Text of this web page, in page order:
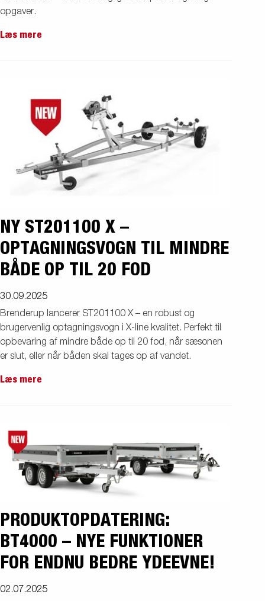
opgaver.
Læs mere
NY ST201100 X –
OPTAGNINGSVOGN TIL MINDRE
BÅDE OP TIL 20 FOD
30.09.2025
Brenderup lancerer ST201100 X – en robust og
brugervenlig optagningsvogn i X-line kvalitet. Perfekt til
opbevaring af mindre både op til 20 fod, når sæsonen
er slut, eller når båden skal tages op af vandet.
Læs mere
PRODUKTOPDATERING:
BT4000 – NYE FUNKTIONER
FOR ENDNU BEDRE YDEEVNE!
02.07.2025